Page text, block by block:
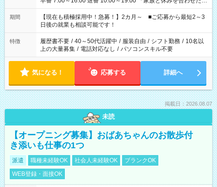
い」 「余裕を持って夕飯の準備がしたい」 「できれば残業はし
たくない」 など、ご希望を教えてくださいね。 ※Wワーク希望
の方へ 今ご覧のお仕事で希望する勤務時間と、もう1つのお仕事
の勤務時間。 合計で週40時間を超える場合は応募できません。
期間
【現在も積極採用中！急募！】2カ月～ ■ご応募から最短2～3
日後の就業も相談可能です！
特徴 履歴書不要 / 40～50代活躍中 / 服装自由 / シフト勤務 / 10名以
上の大量募集 / 電話対応なし / パソコンスキル不要
気になる！ 応募する 詳細へ
掲載日：2026.08.07
未読
【オープニング募集】おばあちゃんのお散歩付
き添いも仕事の1つ
派遣 職種未経験OK 社会人未経験OK
ブランクOK
WEB登録・面接OK